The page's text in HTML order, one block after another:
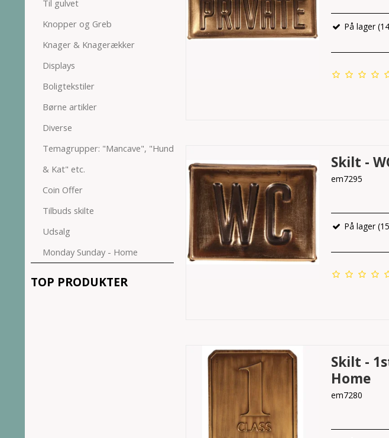
Til gulvet
Knopper og Greb
Knager & Knagerækker
Displays
Boligtekstiler
Børne artikler
Diverse
Temagrupper: "Mancave", "Hund
& Kat" etc.
Coin Offer
Tilbuds skilte
Udsalg
Monday Sunday - Home
TOP PRODUKTER
På lager
Skilt -
em7295
På lager
Skilt -
Home
em7280